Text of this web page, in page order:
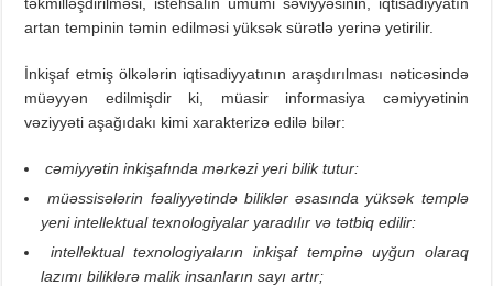
artan tempinin təmin edilməsi yüksək sürətlə yerinə yetirilir.
İnkişaf etmiş ölkələrin iqtisadiyyatının araşdırılması nəticəsində
müəyyən edilmişdir ki, müasir informasiya cəmiyyətinin
vəziyyəti aşağıdakı kimi xarakterizə edilə bilər:
cəmiyyətin inkişafında mərkəzi yeri bilik tutur:
müəssisələrin fəaliyyətində biliklər əsasında yüksək templə
yeni intellektual texnologiyalar yaradılır və tətbiq edilir:
intellektual texnologiyaların inkişaf tempinə uyğun olaraq
lazımı biliklərə malik insanların sayı artır;